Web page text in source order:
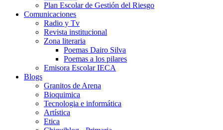
Plan Escolar de Gestión del Riesgo
Comunicaciones
Radio y Tv
Revista institucional
Zona literaria
Poemas Dairo Silva
Poemas a los pilares
Emisora Escolar IECA
Blogs
Granitos de Arena
Bioquimica
Tecnologia e informática
Artística
Etica